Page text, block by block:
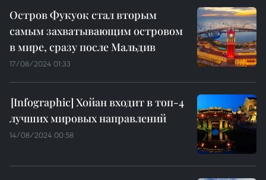
Остров Фукуок стал вторым
самым захватывающим островом
в мире, сразу после Мальдив
17/08/2024 01:33
Хойан входит в топ-4
лучших мировых направлений
14/08/2024 00:58